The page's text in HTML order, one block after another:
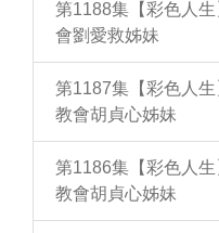
第1188集【彩色人
會劉愛救姊妹
第1187集【彩色人
教會胡貞心姊妹
第1186集【彩色人
教會胡貞心姊妹